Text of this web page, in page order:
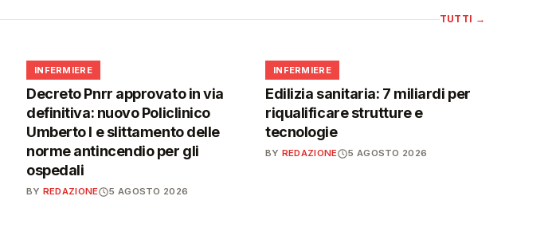
TUTTI →
🩺
INFERMIERE
Decreto Pnrr approvato in via
definitiva: nuovo Policlinico
Umberto I e slittamento delle
norme antincendio per gli
ospedali
BY REDAZIONE 5 AGOSTO 2026
🩺
INFERMIERE
Edilizia sanitaria: 7 miliardi per
riqualificare strutture e
tecnologie
BY REDAZIONE 5 AGOSTO 2026